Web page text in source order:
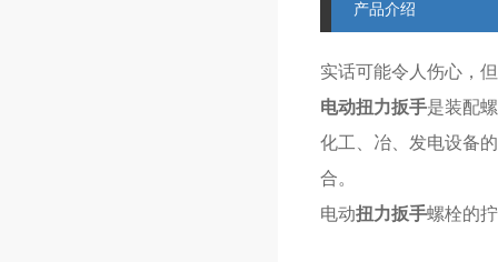
产品介绍
实话可能令人伤心，
电动扭力扳手是装配
化工、冶、发电设备
合。
电动扭力扳手螺栓的